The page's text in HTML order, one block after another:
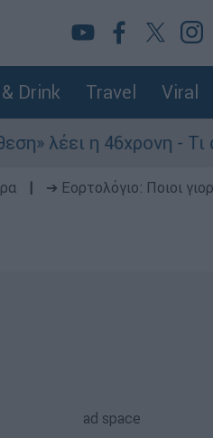
Drink Travel Viral
46χρονη - Τι
➔ Εορτολόγιο: Ποιοι